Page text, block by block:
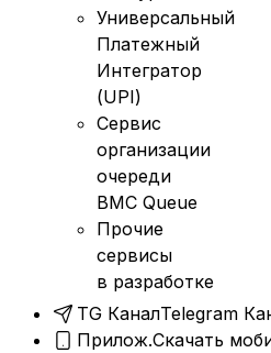
Универсальный
Платежный
Интегратор
(UPI)
Сервис
организации
очереди
BMC Queue
Прочие
сервисы
в разработке
TG КаналTelegram
Прилож.Скачать